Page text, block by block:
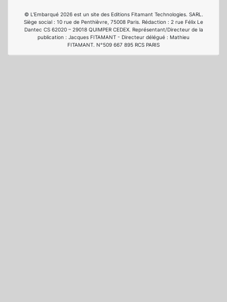
© L'Embarqué 2026 est un site des Editions Fitamant Technologies. SARL.
Siège social : 10 rue de Penthièvre, 75008 Paris. Rédaction : 2 rue Félix Le
Dantec CS 62020 – 29018 QUIMPER CEDEX. Représentant/Directeur de la
publication : Jacques FITAMANT - Directeur délégué : Mathieu
FITAMANT. N°509 667 895 RCS PARIS